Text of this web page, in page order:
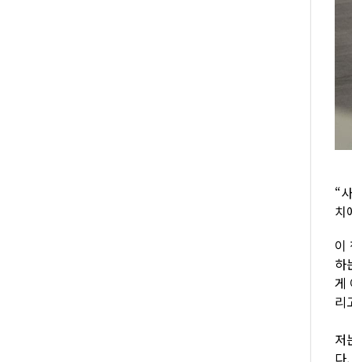
“
치
이
하
게
리
저
다